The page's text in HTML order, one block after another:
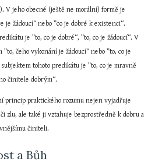
V jeho obecné (ještě ne morální) formě je
je žádoucí“ nebo ”co je dobré k existenci“.
je ”to, co je dobré“, ”to, co je žádoucí“. V
čeho vykonání je žádoucí“ nebo ”to, co je
tohoto predikátu je ”to, co je mravně
činitele dobrým“.
princip praktického rozumu nejen vyjadřuje
zlu, ale také ji vztahuje bezprostředně k dobru a
činiteli.
a Bůh